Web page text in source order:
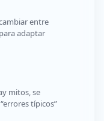
entre
adaptar
mitos, se
típicos”